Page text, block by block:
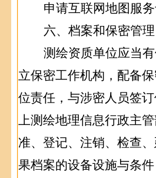
申请互联网地图服
六、 档案和保密管理
测绘资质单位应当
立保密工作机构，配备
位责任，与涉密人员签
上测绘地理信息行政主
准、登记、注销、检查
果档案的设备设施与条